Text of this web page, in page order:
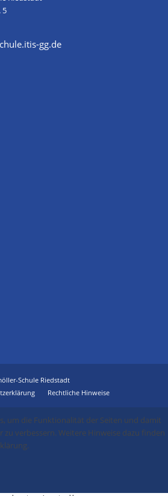
5
gg.de
Schule Riedstadt
Rechtliche Hinweise
um die Funktionalität der Seiten und damit
zu verbessern. Weitere Hinweise dazu finden